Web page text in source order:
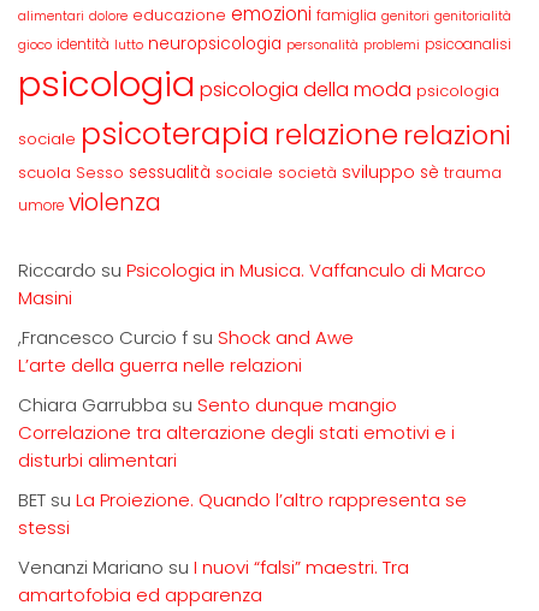
alimentari dolore educazione emozioni famiglia genitori genitorialità
gioco identità lutto neuropsicologia personalità problemi psicoanalisi
psicologia psicologia della moda psicologia
sociale psicoterapia relazione relazioni
scuola Sesso sessualità sociale società sviluppo sè trauma
umore violenza
Riccardo su Psicologia in Musica. Vaffanculo di Marco
Masini
,Francesco Curcio f su Shock and Awe
L’arte della guerra nelle relazioni
Chiara Garrubba su Sento dunque mangio
Correlazione tra alterazione degli stati emotivi e i
disturbi alimentari
BET su La Proiezione. Quando l’altro rappresenta se
stessi
Venanzi Mariano su I nuovi “falsi” maestri. Tra
amartofobia ed apparenza